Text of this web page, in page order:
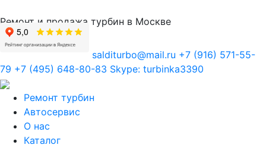
Ремонт и продажа турбин в Москве
salditurbo@mail.ru +7 (916) 571-55-
79 +7 (495) 648-80-83 Skype: turbinka3390
Ремонт турбин
Автосервис
О нас
Каталог